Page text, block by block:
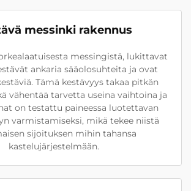
messinki rakennus
messingistä, lukittavat
ankaria sääolosuhteita ja ovat
Tämä kestävyys takaa pitkän
vähentää tarvetta useina vaihtoina ja
on testattu paineessa luotettavan
varmistamiseksi, mikä tekee niistä
sijoituksen mihin tahansa
kastelujärjestelmään.